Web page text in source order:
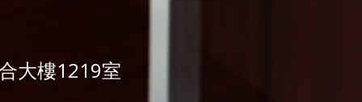
大樓1219室